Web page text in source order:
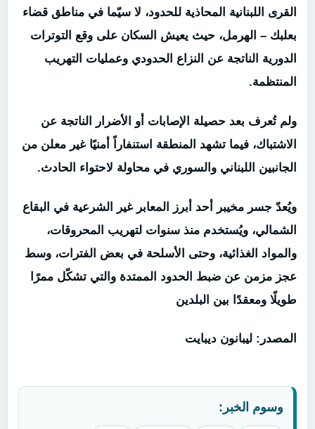
القرى اللبنانية المحاذية للحدود، لا سيّما في مناطق قضاء
بعلبك – الهرمل، حيث يعيش السكان على وقع التوترات
الدورية الناتجة عن النزاع الحدودي وعمليات التهريب
المنتظمة.
ولم تُعرف بعد حصيلة الإصابات أو الأضرار الناتجة عن
الاشتباك، فيما تشهد المنطقة استنفاراً أمنيًا غير معلن من
الجانبين اللبناني والسوري في محاولة لاحتواء الحادث.
ويُعدّ جسر مخيبر أحد أبرز المعابر غير الشرعية في البقاع
الشمالي، ويُستخدم منذ سنوات لتهريب المحروقات،
والمواد الغذائية، وحتى الأسلحة في بعض الفترات، وسط
عجز مزمن عن ضبط الحدود الممتدة والتي تشكّل ممرًا
طويلًا ومعقدًا بين البلدين
المصدر: ليبانون ديبايت
وسوم الخبر: